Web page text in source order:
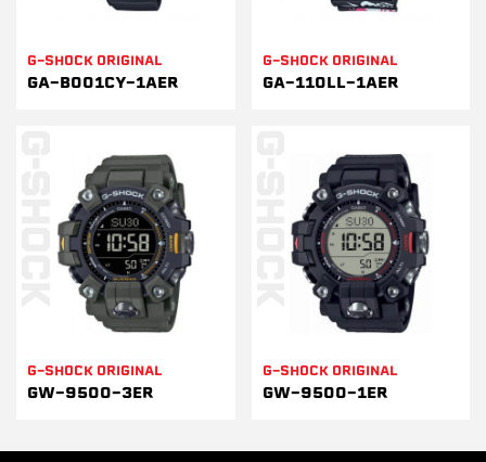
G-SHOCK ORIGINAL
GA-B001CY-1AER
G-SHOCK ORIGINAL
GA-110LL-1AER
G-SHOCK ORIGINAL
GW-9500-3ER
G-SHOCK ORIGINAL
GW-9500-1ER